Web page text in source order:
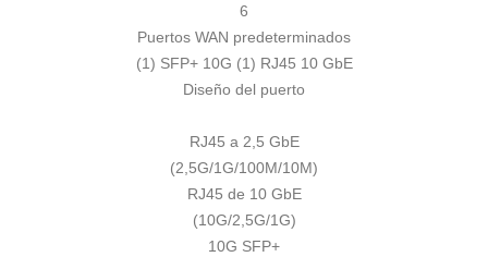
6
Puertos WAN predeterminados
(1) SFP+ 10G (1) RJ45 10 GbE
Diseño del puerto
RJ45 a 2,5 GbE
(2,5G/1G/100M/10M)
RJ45 de 10 GbE
(10G/2,5G/1G)
10G SFP+